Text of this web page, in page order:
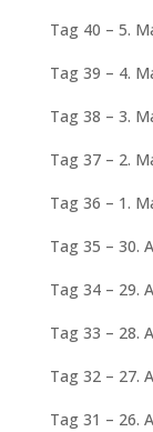
Tag 40 – 5.
Tag 39 – 4.
Tag 38 – 3.
Tag 37 – 2.
Tag 36 – 1.
Tag 35 – 30.
Tag 34 – 29.
Tag 33 – 28.
Tag 32 – 27.
Tag 31 – 26.